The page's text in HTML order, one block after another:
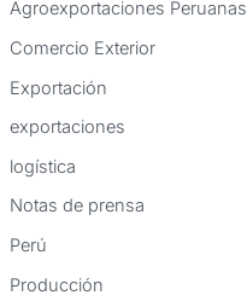
:Agroexportaciones Peruanas
Comercio Exterior
Exportación
exportaciones
logística
Notas de prensa
Perú
Producción